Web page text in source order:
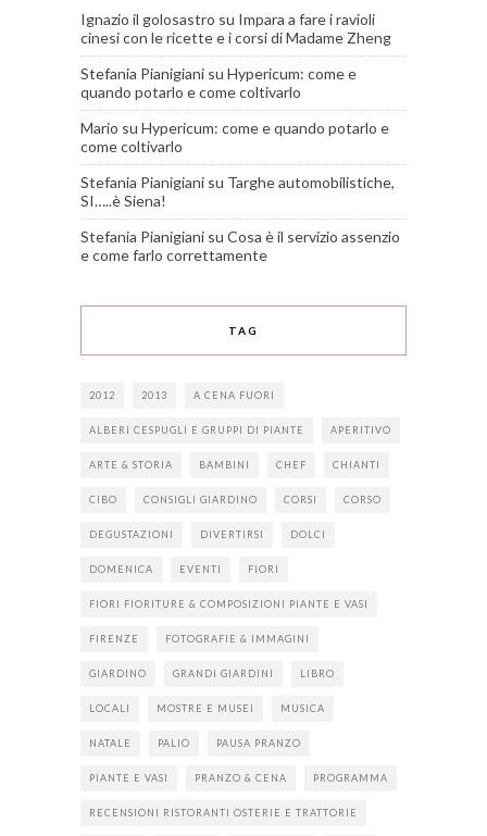
Ignazio il golosastro su Impara a fare i ravioli
cinesi con le ricette e i corsi di Madame Zheng
Stefania Pianigiani su Hypericum: come e
quando potarlo e come coltivarlo
Mario su Hypericum: come e quando potarlo e
come coltivarlo
Stefania Pianigiani su Targhe automobilistiche,
SI…..è Siena!
Stefania Pianigiani su Cosa è il servizio assenzio
e come farlo correttamente
TAG
2012 2013 A CENA FUORI
ALBERI CESPUGLI E GRUPPI DI PIANTE APERITIVO
ARTE & STORIA BAMBINI CHEF CHIANTI
CIBO CONSIGLI GIARDINO CORSI CORSO
DEGUSTAZIONI DIVERTIRSI DOLCI
DOMENICA EVENTI FIORI
FIORI FIORITURE & COMPOSIZIONI PIANTE E VASI
FIRENZE FOTOGRAFIE & IMMAGINI
GIARDINO GRANDI GIARDINI LIBRO
LOCALI MOSTRE E MUSEI MUSICA
NATALE PALIO PAUSA PRANZO
PIANTE E VASI PRANZO & CENA PROGRAMMA
RECENSIONI RISTORANTI OSTERIE E TRATTORIE